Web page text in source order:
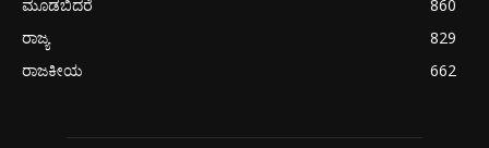
ಮೂಡಬಿದರೆ
860
ರಾಜ್ಯ
829
ರಾಜಕೀಯ
662